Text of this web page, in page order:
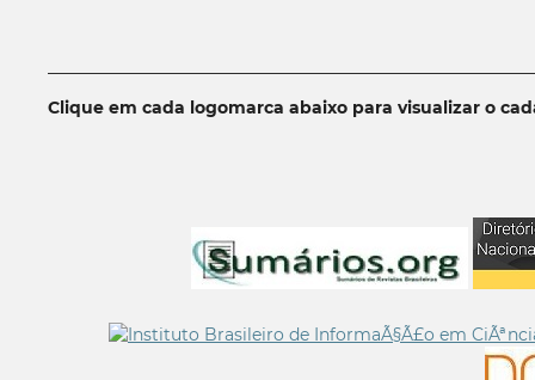
Clique em cada logomarca abaixo para visualizar o